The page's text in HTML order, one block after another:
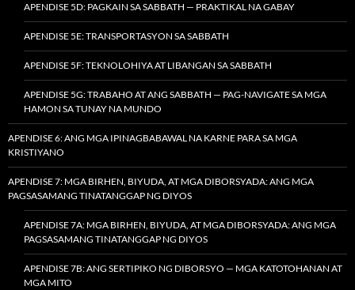
APENDISE 5D: PAGKAIN SA SABBATH — PRAKTIKAL NA GABAY
APENDISE 5E: TRANSPORTASYON SA SABBATH
APENDISE 5F: TEKNOLOHIYA AT LIBANGAN SA SABBATH
APENDISE 5G: TRABAHO AT ANG SABBATH — PAG-NAVIGATE SA MGA
HAMON SA TUNAY NA MUNDO
APENDISE 6: ANG MGA IPINAGBABAWAL NA KARNE PARA SA MGA
KRISTIYANO
APENDISE 7: MGA BIRHEN, BIYUDA, AT MGA DIBORSYADA: ANG MGA
PAGSASAMANG TINATANGGAP NG DIYOS
APENDISE 7A: MGA BIRHEN, BIYUDA, AT MGA DIBORSYADA: ANG MGA
PAGSASAMANG TINATANGGAP NG DIYOS
APENDISE 7B: ANG SERTIPIKO NG DIBORSYO — MGA KATOTOHANAN AT
MGA MITO